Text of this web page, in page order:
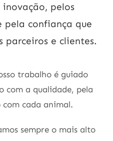
pelos
pela confiança que
parceiros e clientes.
trabalho é guiado
com a qualidade, pela
cada animal.
sempre o mais alto